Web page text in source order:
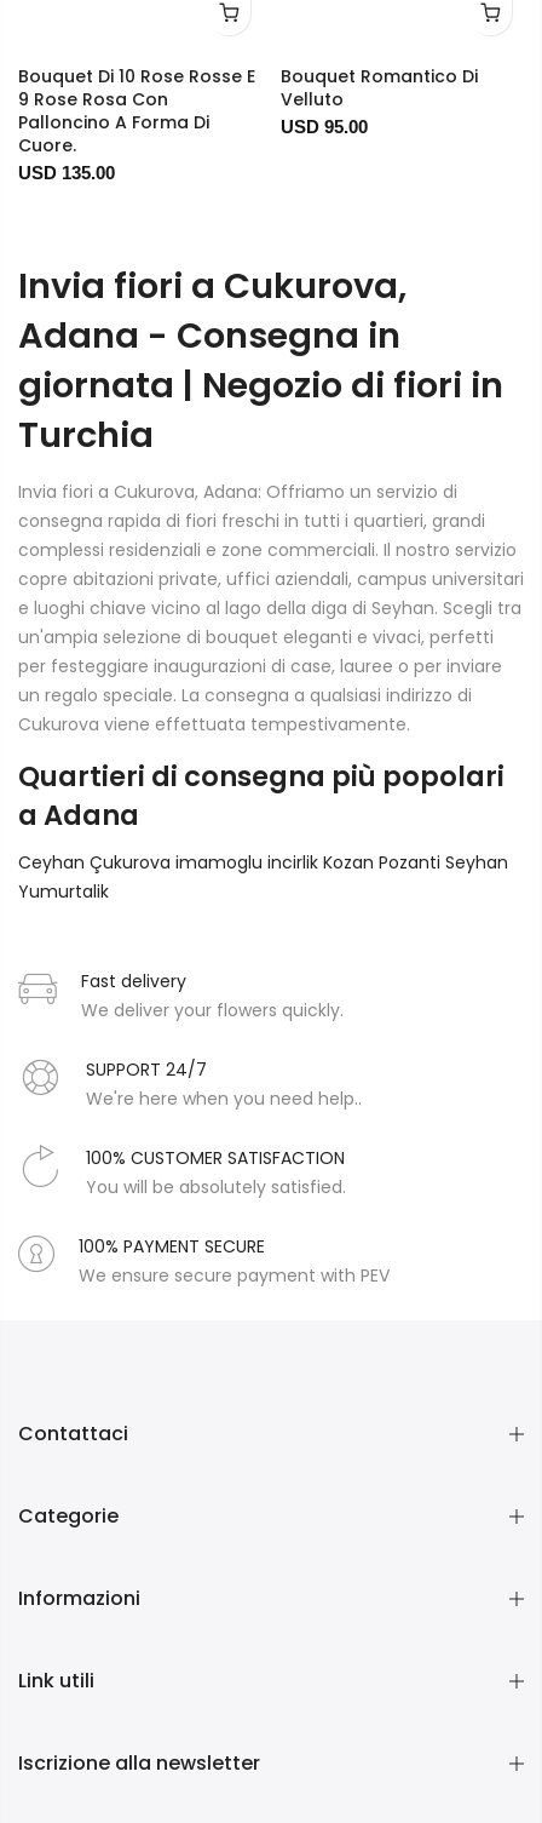
Bouquet Di 10 Rose Rosse E
9 Rose Rosa Con
Palloncino A Forma Di
Cuore.
USD 135.00
Bouquet Romantico Di
Velluto
USD 95.00
Invia fiori a Cukurova,
Adana - Consegna in
giornata | Negozio di fiori in
Turchia
Invia fiori a Cukurova, Adana: Offriamo un servizio di
consegna rapida di fiori freschi in tutti i quartieri, grandi
complessi residenziali e zone commerciali. Il nostro servizio
copre abitazioni private, uffici aziendali, campus universitari
e luoghi chiave vicino al lago della diga di Seyhan. Scegli tra
un'ampia selezione di bouquet eleganti e vivaci, perfetti
per festeggiare inaugurazioni di case, lauree o per inviare
un regalo speciale. La consegna a qualsiasi indirizzo di
Cukurova viene effettuata tempestivamente.
Quartieri di consegna più popolari
a Adana
Ceyhan Çukurova imamoglu incirlik Kozan Pozanti Seyhan
Yumurtalik
Fast delivery
We deliver your flowers quickly.
SUPPORT 24/7
We're here when you need help..
100% CUSTOMER SATISFACTION
You will be absolutely satisfied.
100% PAYMENT SECURE
We ensure secure payment with PEV
Contattaci
Categorie
Informazioni
Link utili
Iscrizione alla newsletter